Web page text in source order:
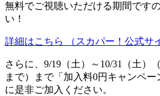
無料でご視聴いただける期間です
い！
詳細はこちら （スカパー！公式サ
さらに、9/19（土）～10/31（土）
まで）まで「加入料0円キャンペ
に是非ご加入ください。